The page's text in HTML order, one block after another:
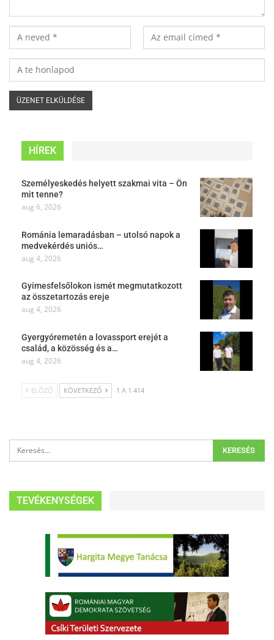
HÍREK
Személyeskedés helyett szakmai vita – Ön
mit tenne?
aug 6, 2026
Románia lemaradásban – utolsó napok a
medvekérdés uniós…
aug 4, 2026
Gyimesfelsőlokon ismét megmutatkozott
az összetartozás ereje
aug 4, 2026
Gyergyóremetén a lovassport erejét a
család, a közösség és a…
aug 4, 2026
ELŐZŐ KÖVETKEZŐ 1 A 1 414
TEVÉKENYSÉGEK